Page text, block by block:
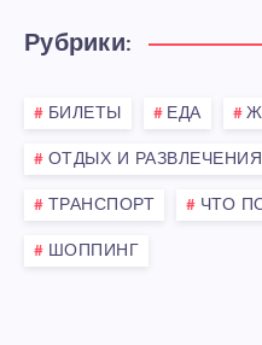
Рубрики:
БИЛЕТЫ ЕДА
ОТДЫХ И РАЗВЛЕЧЕНИЯ
ТРАНСПОРТ ЧТО
ШОППИНГ